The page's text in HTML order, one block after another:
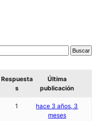
Respuesta
s
Última
publicación
1
hace 3 años, 3
meses